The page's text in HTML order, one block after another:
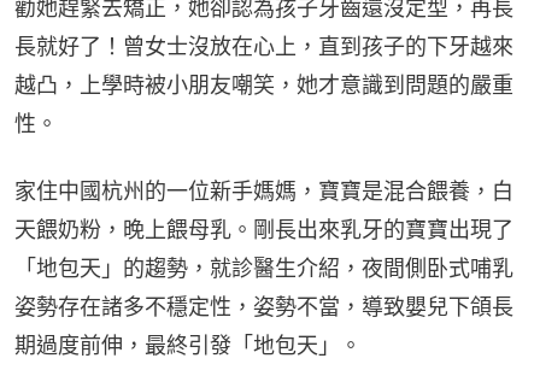
勸她趕緊去矯正，她卻認為孩子牙齒還沒定型，再長
長就好了！曾女士沒放在心上，直到孩子的下牙越來
越凸，上學時被小朋友嘲笑，她才意識到問題的嚴重
性。
家住中國杭州的一位新手媽媽，寶寶是混合餵養，白
天餵奶粉，晚上餵母乳。剛長出來乳牙的寶寶出現了
「地包天」的趨勢，就診醫生介紹，夜間側卧式哺乳
姿勢存在諸多不穩定性，姿勢不當，導致嬰兒下頜長
期過度前伸，最終引發「地包天」。